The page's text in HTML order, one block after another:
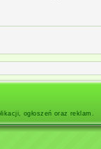
ogłoszeń oraz reklam.